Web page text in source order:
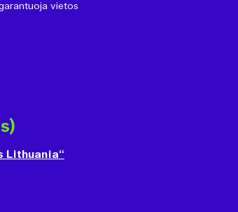
vietos
Lithuania“